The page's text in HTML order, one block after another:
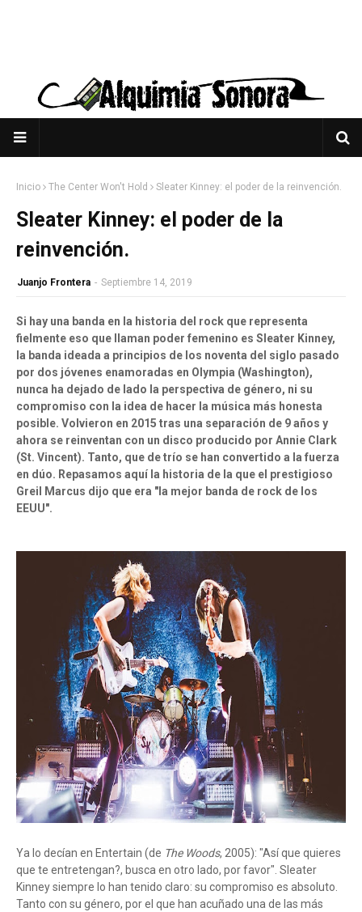
Inicio The Center Won't Hold Sleater Kinney: el poder de la reinvención.
Sleater Kinney: el poder de la
reinvención.
Juanjo Frontera - Septiembre 14, 2019
Si hay una banda en la historia del rock que representa
fielmente eso que llaman poder femenino es Sleater Kinney,
la banda ideada a principios de los noventa del siglo pasado
por dos jóvenes enamoradas en Olympia (Washington),
nunca ha dejado de lado la perspectiva de género, ni su
compromiso con la idea de hacer la música más honesta
posible. Volvieron en 2015 tras una separación de 9 años y
ahora se reinventan con un disco producido por Annie Clark
(St. Vincent). Tanto, que de trío se han convertido a la fuerza
en dúo. Repasamos aquí la historia de la que el prestigioso
Greil Marcus dijo que era "la mejor banda de rock de los
EEUU".
Ya lo decían en Entertain (de The Woods, 2005): "Así que quieres
que te entretengan?, busca en otro lado, por favor". Sleater
Kinney siempre lo han tenido claro: su compromiso es absoluto.
Tanto con su género, por el que han acuñado una de las más